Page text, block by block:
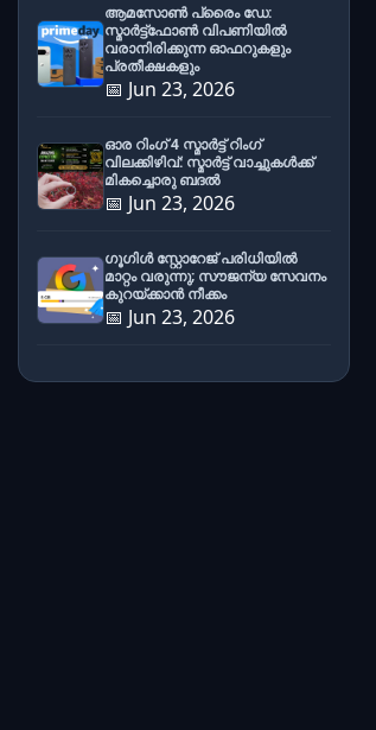
ആമസോൺ പ്രൈം ഡേ:
സ്മാർട്ട്ഫോൺ വിപണിയിൽ
വരാനിരിക്കുന്ന ഓഫറുകളും
പ്രതീക്ഷകളും
📅 Jun 23, 2026
ഓര റിംഗ് 4 സ്മാർട്ട് റിംഗ്
വിലക്കിഴിവ്: സ്മാർട്ട് വാച്ചുകൾക്ക്
മികച്ചൊരു ബദൽ
📅 Jun 23, 2026
ഗൂഗിൾ സ്റ്റോറേജ് പരിധിയിൽ
മാറ്റം വരുന്നു; സൗജന്യ സേവനം
കുറയ്ക്കാൻ നീക്കം
📅 Jun 23, 2026